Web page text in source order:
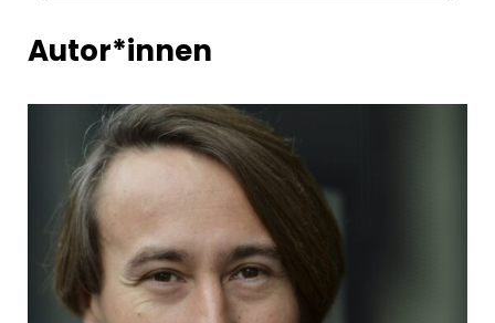
"ein ästhetisch-politisches Projekt, das auch
in den nächsten Jahren für Aufmerksamkeit
sorgen wird."
SWR, Carsten Otte (aus den Pressestimmen
zu "Logbuch der Gegenwart – Taumeln")
Autor*innen